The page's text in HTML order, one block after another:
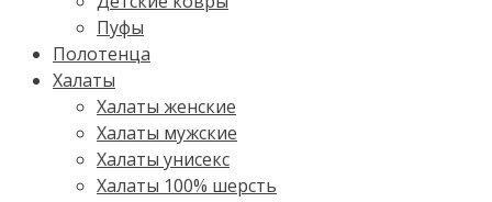
Пуфы
Полотенца
Халаты
Халаты женские
Халаты мужские
Халаты унисекс
Халаты 100% шерсть